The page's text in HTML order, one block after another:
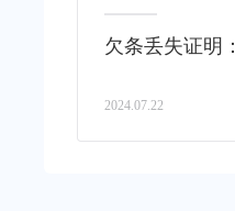
欠条丢失证明
2024.07.22